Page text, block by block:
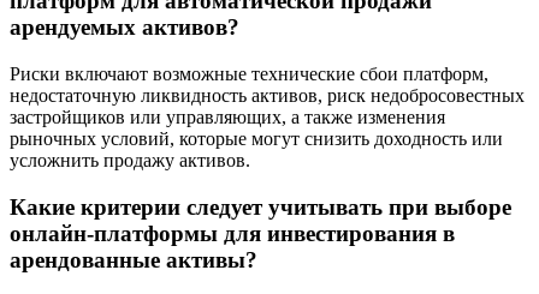
арендуемых активов?
Риски включают возможные технические сбои платформ,
недостаточную ликвидность активов, риск недобросовестных
застройщиков или управляющих, а также изменения
рыночных условий, которые могут снизить доходность или
усложнить продажу активов.
Какие критерии следует учитывать при выборе
онлайн-платформы для инвестирования в
арендованные активы?